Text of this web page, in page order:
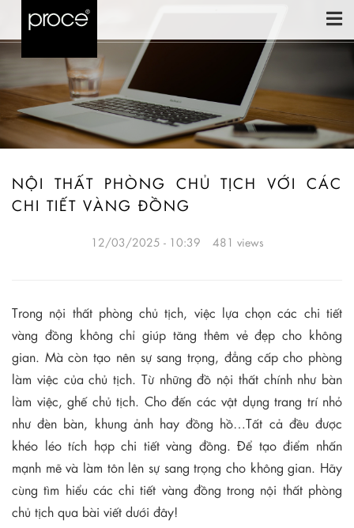
NỘI THẤT PHÒNG CHỦ TỊCH VỚI CÁC
CHI TIẾT VÀNG ĐỒNG
12/03/2025 - 10:39 481 views
Trong nội thất phòng chủ tịch, việc lựa chọn các chi tiết
vàng đồng không chỉ giúp tăng thêm vẻ đẹp cho không
gian. Mà còn tạo nên sự sang trọng, đẳng cấp cho phòng
làm việc của chủ tịch. Từ những đồ nội thất chính như bàn
làm việc, ghế chủ tịch. Cho đến các vật dụng trang trí nhỏ
như đèn bàn, khung ảnh hay đồng hồ…Tất cả đều được
khéo léo tích hợp chi tiết vàng đồng. Để tạo điểm nhấn
mạnh mẽ và làm tôn lên sự sang trọng cho không gian. Hãy
cùng tìm hiểu các chi tiết vàng đồng trong nội thất phòng
chủ tịch qua bài viết dưới đây!